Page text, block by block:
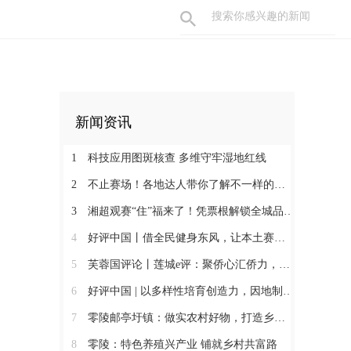
新闻资讯
1 科技应用图斑核查 多维守牢湿地红线
2 不止赛场！各地达人带你了解不一样的永州
3 湘超观赛“住”福来了！凭票根解锁全城品质住宿低价！
4 好评中国丨借全民健身东风，让本土赛事撬动消费新增长
5 芙蓉国评论丨莲城e评：聚侨心汇侨力，山海万里皆家国
6 好评中国 | 以多样性培育创造力，因地制宜发展新质生产力
7 零陵邮亭圩镇：做实农村好物，打造乡村振兴强引擎
8 零陵：特色养殖兴产业 铺就乡村共富路